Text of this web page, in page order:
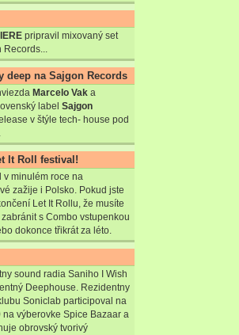
pripravil mixovaný set
Records...
deep na Sajgon Records
Marcelo Vak a
label Sajgon
v štýle tech- house pod
It Roll festival!
v minulém roce na
zažije i Polsko. Pokud jste
Let It Rollu, že musíte
s Combo vstupenkou
dokonce třikrát za léto.
sound radia Saniho I Wish
Deephouse. Rezidentny
Soniclab participoval na
výberovke Spice Bazaar a
obrovský tvorivý